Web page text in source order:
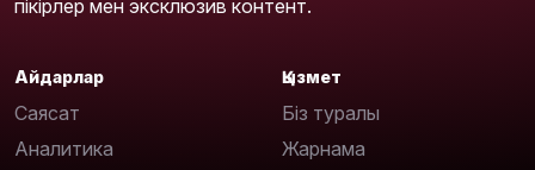
пікірлер мен эксклюзив контент.
Айдарлар
Саясат
Аналитика
Қызмет
Біз туралы
Жарнама